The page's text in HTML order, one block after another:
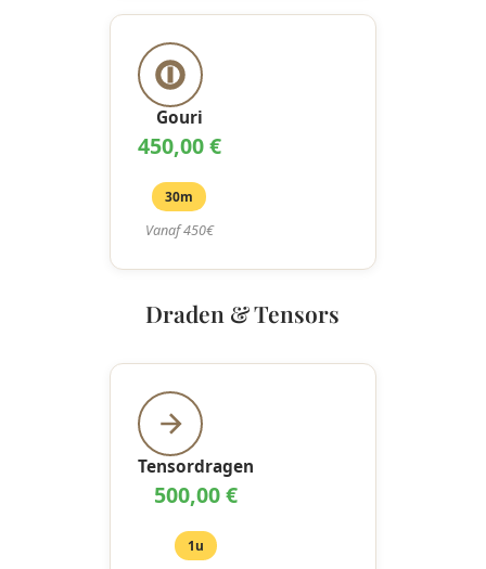
Gouri
450,00 €
30m
Vanaf 450€
Draden & Tensors
Tensordragen
500,00 €
1u